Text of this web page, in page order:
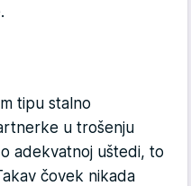
tipu stalno
u trošenju
adekvatnoj uštedi, to
čovek nikada